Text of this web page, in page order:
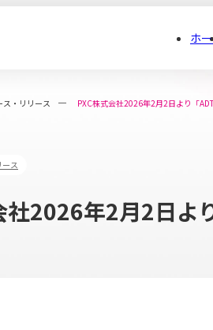
ホ
ス・リリース PXC株式会社2026年2月2日より「
ース
社2026年2月2日よ